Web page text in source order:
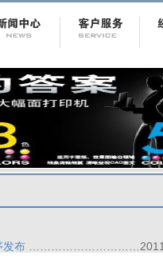
发布…………………………2011/